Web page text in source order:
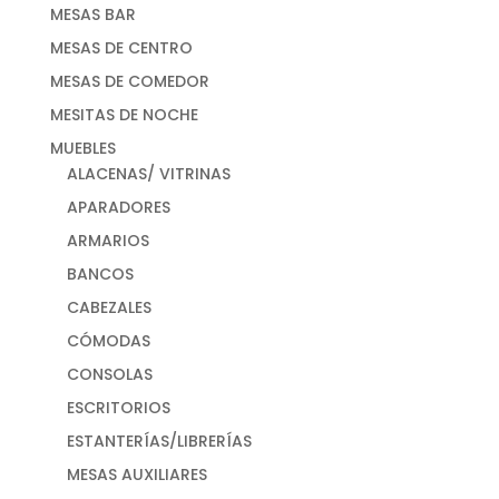
MESAS BAR
MESAS DE CENTRO
MESAS DE COMEDOR
MESITAS DE NOCHE
MUEBLES
ALACENAS/ VITRINAS
APARADORES
ARMARIOS
BANCOS
CABEZALES
CÓMODAS
CONSOLAS
ESCRITORIOS
ESTANTERÍAS/LIBRERÍAS
MESAS AUXILIARES